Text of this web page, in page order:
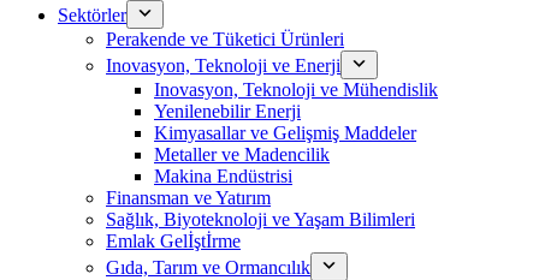
Sektörler
Perakende ve Tüketici Ürünleri
Inovasyon, Teknoloji ve Enerji
Inovasyon, Teknoloji ve Mühendislik
Yenilenebilir Enerji
Kimyasallar ve Gelişmiş Maddeler
Metaller ve Madencilik
Makina Endüstrisi
Finansman ve Yatırım
Sağlık, Biyoteknoloji ve Yaşam Bilimleri
Emlak Gelİştİrme
Gıda, Tarım ve Ormancılık